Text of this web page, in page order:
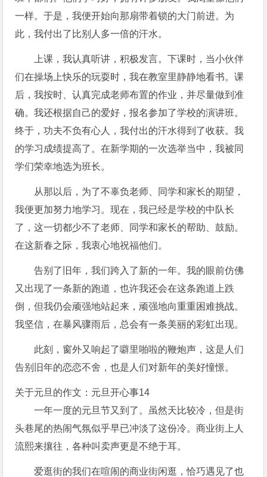
一样。于是，我便开始向那扇带着锁的大门前进。为
此，我付出了比别人多一倍的汗水。
上课，我认真听讲，积极发言。下课时，当小伙伴
们在操场上快乐的玩耍时，我在教室里静静地看书。课
后，我按时、认真完成老师布置的作业，并尽量做到准
确。我还根据自己的爱好，报名参加了学校的演讲班。
终于，功夫不负有心人，我付出的汗水得到了收获。我
的学习成绩提高了。在新学期的一次选举当中，我被同
学们荣幸地选为班长。
从那以后，为了不辜负老师、同学和家长的期望，
我便更加努力地学习。现在，我已经是学校的中队长
了，这一切都少不了老师、同学和家长的帮助、鼓励。
在这新春之际，我衷心地祝福他们。
告别了旧年，我们跨入了新的一年。我的眼前仿佛
又出现了一条新的跑道，也许我还会在这条跑道上跌
倒，但我仍会顽强地站起来，顽强地向重重困难挑战。
我坚信，在暴风骤雨后，总会有一条美丽的彩虹出现。
此刻，窗外又响起了噼里啪啦的鞭炮声，这是人们
告别旧年的恋恋不舍，也是人们对新年的美好憧憬。
关于元旦的作文：元旦开心事14
一年一度的元旦节又到了。虽然天比较冷，但是街
头巷尾的热闹气氛似乎早已冲淡了这份冷。商业街上人
流熙来攘往，各种叫卖声更是不绝于耳。
爱逛街的我们在喧闹的商业街闲逛，恰巧遇见了也